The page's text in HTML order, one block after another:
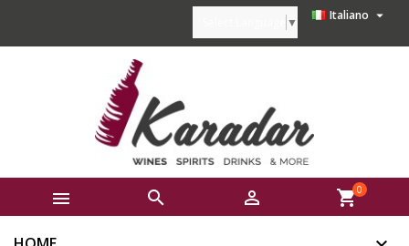
Italiano 
▼
   shopping_cart0